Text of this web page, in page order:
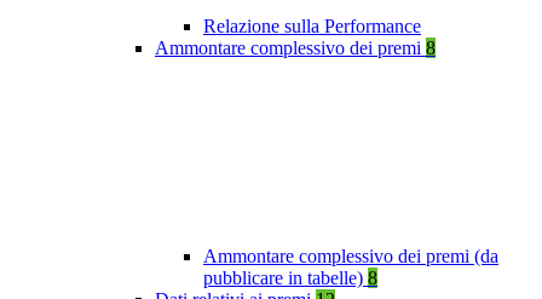
Relazione sulla Performance
Ammontare complessivo dei premi 8
Ammontare complessivo dei premi (da
pubblicare in tabelle) 8